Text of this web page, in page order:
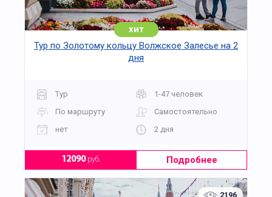
хит
Тур по Золотому кольцу Волжское Залесье на 2
дня
Тур
1-47 человек
По маршруту
Самостоятельно
нет
2 дня
12090руб. Подробнее
2196